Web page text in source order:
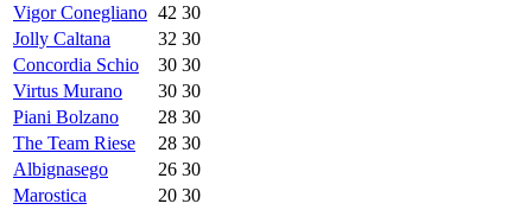
Vigor Conegliano 42 30
Jolly Caltana
32 30
Concordia Schio
30 30
Virtus Murano
30 30
Piani Bolzano
28 30
The Team Riese
28 30
Albignasego
26 30
Marostica
20 30